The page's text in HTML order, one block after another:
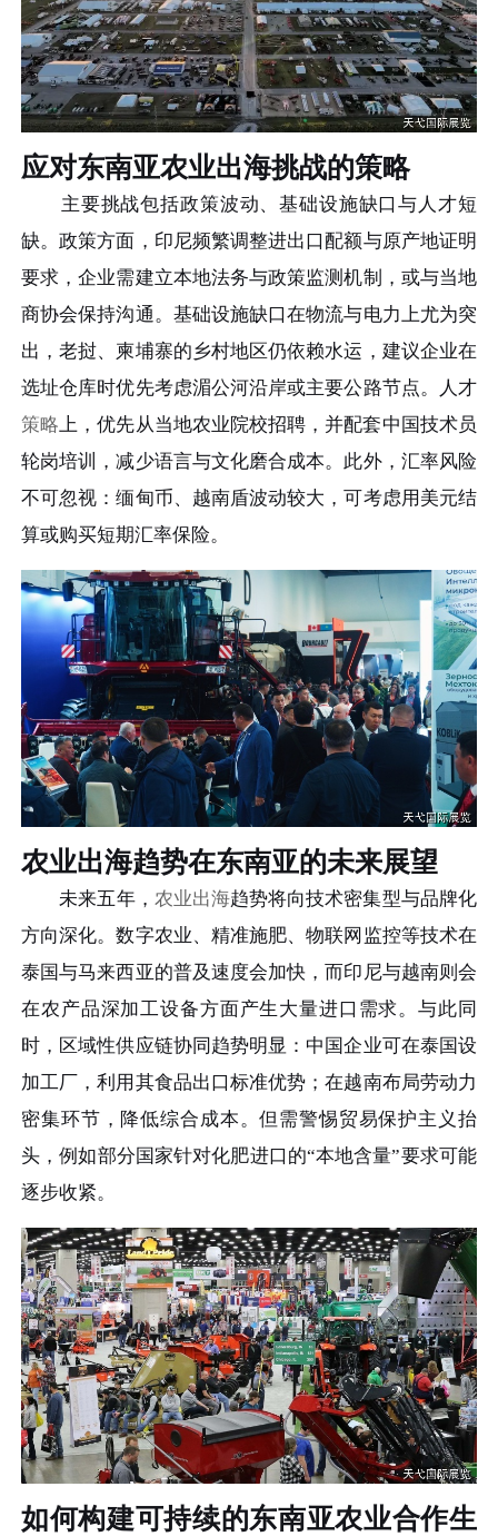
应对东南亚农业出海挑战的策略
主要挑战包括政策波动、基础设施缺口与人才短
缺。政策方面，印尼频繁调整进出口配额与原产地证明
要求，企业需建立本地法务与政策监测机制，或与当地
商协会保持沟通。基础设施缺口在物流与电力上尤为突
出，老挝、柬埔寨的乡村地区仍依赖水运，建议企业在
选址仓库时优先考虑湄公河沿岸或主要公路节点。人才
策略上，优先从当地农业院校招聘，并配套中国技术员
轮岗培训，减少语言与文化磨合成本。此外，汇率风险
不可忽视：缅甸币、越南盾波动较大，可考虑用美元结
算或购买短期汇率保险。
农业出海趋势在东南亚的未来展望
未来五年， 农业出海趋势将向技术密集型与品牌化
方向深化。数字农业、精准施肥、物联网监控等技术在
泰国与马来西亚的普及速度会加快，而印尼与越南则会
在农产品深加工设备方面产生大量进口需求。与此同
时，区域性供应链协同趋势明显：中国企业可在泰国设
加工厂，利用其食品出口标准优势；在越南布局劳动力
密集环节，降低综合成本。但需警惕贸易保护主义抬
头，例如部分国家针对化肥进口的“本地含量”要求可能
逐步收紧。
如何构建可持续的东南亚农业合作生